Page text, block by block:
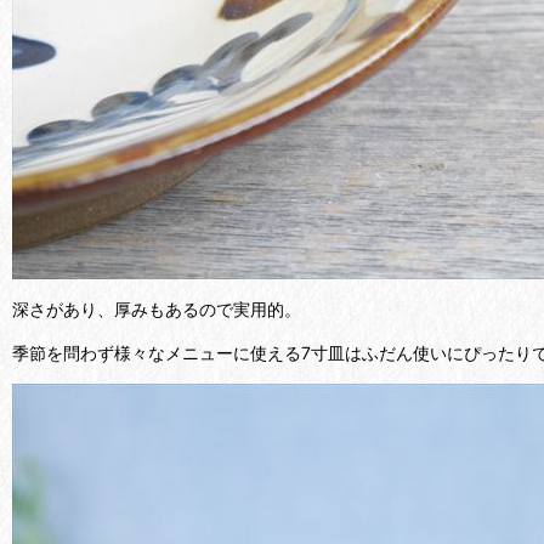
深さがあり、厚みもあるので実用的。
季節を問わず様々なメニューに使える7寸皿はふだん使いにぴったり